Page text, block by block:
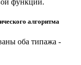
функции.
алгоритма
оба типажа -